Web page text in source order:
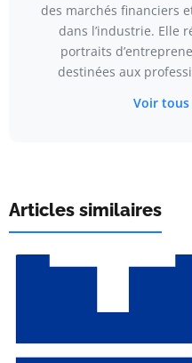
des marchés financiers
dans l’industrie. Elle
portraits
destinées aux
Voir
Articles similaires